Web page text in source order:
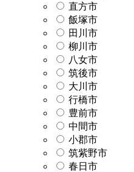
直方市
飯塚市
田川市
柳川市
八女市
筑後市
大川市
行橋市
豊前市
中間市
小郡市
筑紫野市
春日市